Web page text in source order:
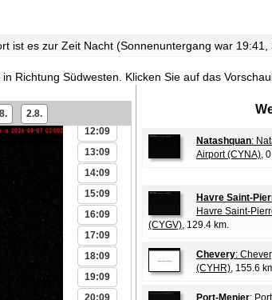
ist es zur Zeit Nacht (Sonnenuntergang war
Richtung Südwesten. Klicken Sie auf das
2.8.
08:09
12:09
13:09
14:09
15:09
16:09
17:09
18:09
19:09
20:09
Natashquan:
Airport (CYNA),
Havre Saint-
Havre Saint-
(CYGV), 129.4 km.
Chevery:
(CYHR), 155.6
Port-Menier: